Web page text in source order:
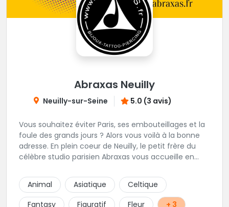
Abraxas Neuilly
Neuilly-sur-Seine 5.0 (3 avis)
Vous souhaitez éviter Paris, ses embouteillages et la
foule des grands jours ? Alors vous voilà à la bonne
adresse. En plein coeur de Neuilly, le petit frère du
célèbre studio parisien Abraxas vous accueille en
triés sur le volet pour vous offrir un large choix de
styles avec une qualité et une créativité
irréprochables.
Animal Asiatique
Celtique
Fantasy
Figuratif Fleur + 3